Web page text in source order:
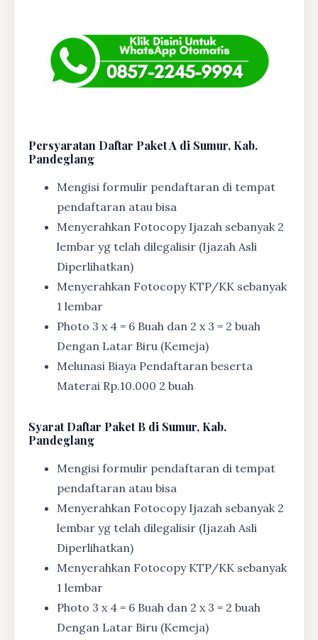
Persyaratan Daftar Paket A di Sumur, Kab.
Pandeglang
Mengisi formulir pendaftaran di tempat
pendaftaran atau bisa
Menyerahkan Fotocopy Ijazah sebanyak 2
lembar yg telah dilegalisir (Ijazah Asli
Diperlihatkan)
Menyerahkan Fotocopy KTP/KK sebanyak
1 lembar
Photo 3 x 4 = 6 Buah dan 2 x 3 = 2 buah
Dengan Latar Biru (Kemeja)
Melunasi Biaya Pendaftaran beserta
Materai Rp.10.000 2 buah
SyaratDaftar Paket B di Sumur, Kab.
Pandeglang
Mengisi formulir pendaftaran di tempat
pendaftaran atau bisa
Menyerahkan Fotocopy Ijazah sebanyak 2
lembar yg telah dilegalisir (Ijazah Asli
Diperlihatkan)
Menyerahkan Fotocopy KTP/KK sebanyak
1 lembar
Photo 3 x 4 = 6 Buah dan 2 x 3 = 2 buah
Dengan Latar Biru (Kemeja)